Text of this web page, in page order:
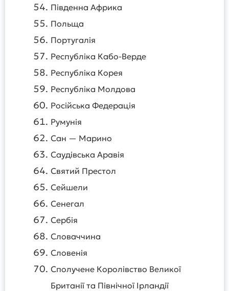
Південна Африка
Польща
Португалія
Республіка Кабо-Верде
Республіка Корея
Республіка Молдова
Російська Федерація
Румунія
Сан — Марино
Саудівська Аравія
Святий Престол
Сейшели
Сенегал
Сербія
Словаччина
Словенія
Сполучене Королівство Великої
Британії та Північної Ірландії